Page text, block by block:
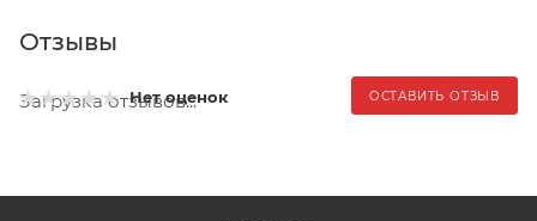
Отзывы
Нет оценок ОСТАВИТЬ ОТЗЫВ
Загрузка отзывов...